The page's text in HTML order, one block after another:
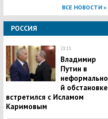
ВСЕ НОВОСТИ »
РОССИЯ
23:15
Владимир
Путин в
неформально
й обстановке
встретился с Исламом
Каримовым